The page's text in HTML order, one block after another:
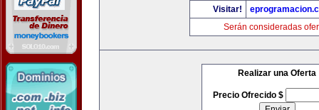
Visitar!
Serán consideradas
Realizar una Oferta
Precio Ofrecido $